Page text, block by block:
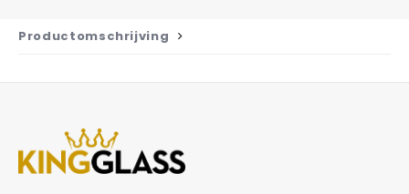
Productomschrijving